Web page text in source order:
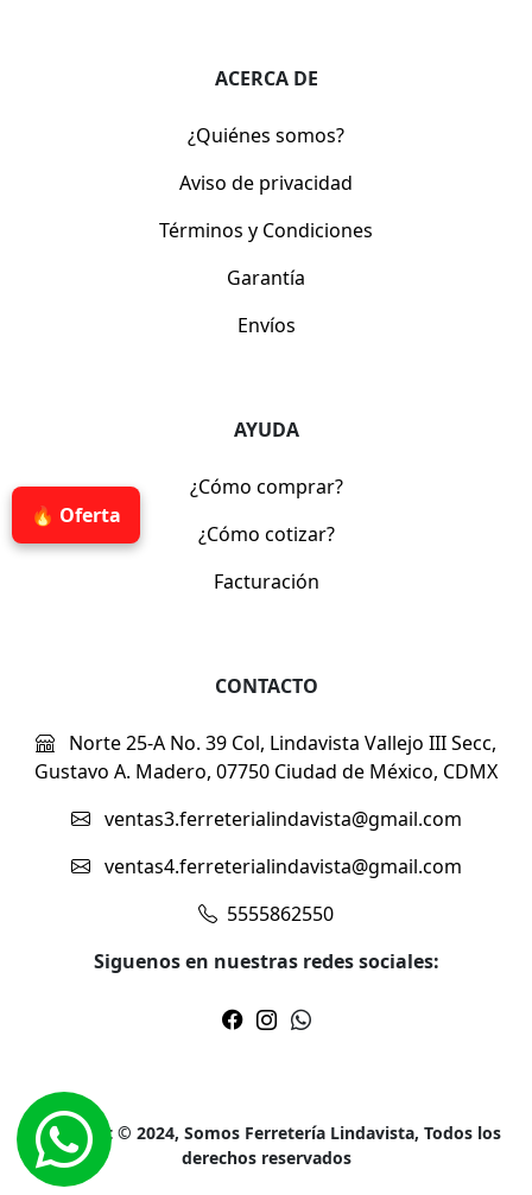
🔥 Oferta
ACERCA DE
¿Quiénes somos?
Aviso de privacidad
Términos y Condiciones
Garantía
Envíos
AYUDA
¿Cómo comprar?
¿Cómo cotizar?
Facturación
CONTACTO
Norte 25-A No. 39 Col, Lindavista Vallejo III Secc,
Gustavo A. Madero, 07750 Ciudad de México, CDMX
ventas3.ferreterialindavista@gmail.com
ventas4.ferreterialindavista@gmail.com
5555862550
Siguenos en nuestras redes sociales:
Copyright © 2024, Somos Ferretería Lindavista, Todos los
derechos reservados